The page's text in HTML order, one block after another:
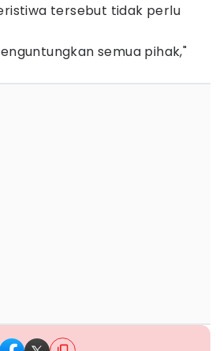
tersebut tidak perlu
semua pihak,"